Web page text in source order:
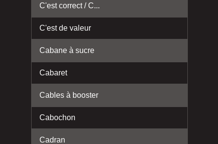
C'est correct / C...
C'est de valeur
Cabane à sucre
Cabaret
Cables à booster
Cabochon
Cadran